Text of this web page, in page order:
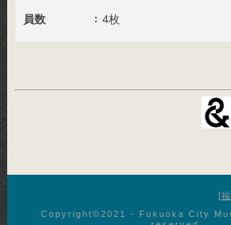
員数 4枚
Copyright©︎2021 - Fukuoka City